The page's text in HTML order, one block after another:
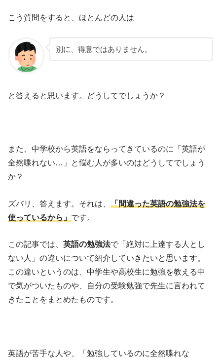
こう質問をすると、ほとんどの人は
別に、得意ではありません。
と答えると思います。どうしてでしょうか？
また、中学校から英語をならってきているのに「英語が
全然喋れない…」と悩む人が多いのはどうしてでしょう
か？
ズバリ、答えます。それは、
「間違った英語の勉強法を
使っているから」 です。
この記事では、英語の勉強法で「絶対に上達する人とし
ない人」の違いについて紹介していきたいと思います。
この違いというのは、中学生や高校生に勉強を教える中
で気がついたものや、自分の受験勉強で先生に言われて
きたことをまとめたものです。
英語が苦手な人や、「勉強しているのに全然喋れな